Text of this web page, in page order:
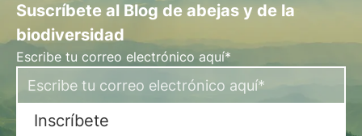
Suscríbete al Blog de abejas y de la
biodiversidad
Escribe tu correo electrónico aquí*
Inscríbete